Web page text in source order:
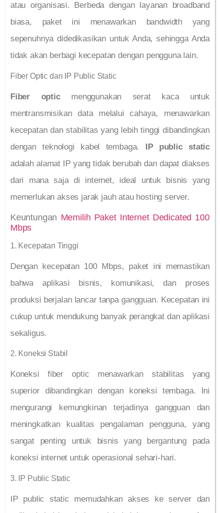
atau organisasi. Berbeda dengan layanan broadband
biasa, paket ini menawarkan bandwidth yang
sepenuhnya didedikasikan untuk Anda, sehingga Anda
tidak akan berbagi kecepatan dengan pengguna lain.
Fiber Optic dan IP Public Static
Fiber opticmenggunakan serat kaca untuk
mentransmisikan data melalui cahaya, menawarkan
kecepatan dan stabilitas yang lebih tinggi dibandingkan
dengan teknologi kabel tembaga. IP public static
adalah alamat IP yang tidak berubah dan dapat diakses
dari mana saja di internet, ideal untuk bisnis yang
memerlukan akses jarak jauh atau hosting server.
Keuntungan Memilih Paket Internet Dedicated 100
Mbps
1. Kecepatan Tinggi
Dengan kecepatan 100 Mbps, paket ini memastikan
bahwa aplikasi bisnis, komunikasi, dan proses
produksi berjalan lancar tanpa gangguan. Kecepatan ini
cukup untuk mendukung banyak perangkat dan aplikasi
sekaligus.
2. Koneksi Stabil
Koneksi fiber optic menawarkan stabilitas yang
superior dibandingkan dengan koneksi tembaga. Ini
mengurangi kemungkinan terjadinya gangguan dan
meningkatkan kualitas pengalaman pengguna, yang
sangat penting untuk bisnis yang bergantung pada
koneksi internet untuk operasional sehari-hari.
3. IP Public Static
IP public static memudahkan akses ke server dan